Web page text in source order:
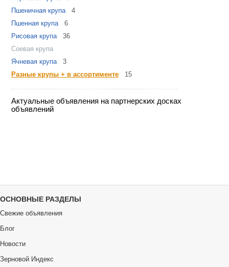
Пшеничная крупа
4
Пшенная крупа
6
Рисовая крупа
36
Соевая крупа
Ячневая крупа
3
Разные крупы + в ассортименте
15
Актуальные объявления на партнерских досках
объявлений
ОСНОВНЫЕ РАЗДЕЛЫ
Свежие объявления
Блог
Новости
Зерновой Индекс